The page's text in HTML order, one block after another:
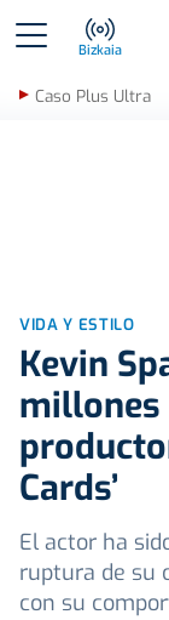
Bizkaia
Caso Plus Ultra
VIDA Y ESTILO
Kevin
millones
Cards’
El actor ha
ruptura de su
con su